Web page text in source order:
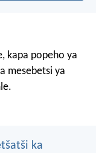
kapa popeho ya
mesebetsi ya
ka